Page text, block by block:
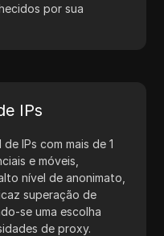
por sua
IPs
IPs com mais de 1
e móveis,
nível de anonimato,
superação de
se uma escolha
de proxy.